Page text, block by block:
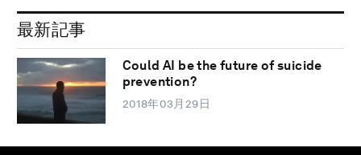
最新記事
Could AI be the future of suicide
prevention?
2018年03月29日